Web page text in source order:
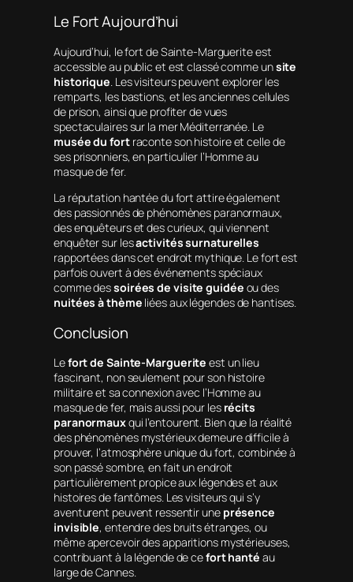
Le Fort Aujourd’hui
Aujourd’hui, le fort de Sainte-Marguerite est
accessible au public et est classé comme unsite
historique. Les visiteurs peuvent explorer les
remparts, les bastions, et les anciennes cellules
de prison, ainsi que profiter de vues
spectaculaires sur la mer Méditerranée. Le
musée du fortraconte son histoire et celle de
ses prisonniers, en particulier l’Homme au
masque de fer.
La réputation hantée du fort attire également
des passionnés de phénomènes paranormaux,
des enquêteurs et des curieux, qui viennent
enquêter sur lesactivités surnaturelles
rapportées dans cet endroit mythique. Le fort est
parfois ouvert à des événements spéciaux
comme dessoirées de visite guidée ou des
nuitées à thème liées aux légendes de hantises.
Conclusion
Lefort de Sainte-Marguerite est un lieu
fascinant, non seulement pour son histoire
militaire et sa connexion avec l’Homme au
masque de fer, mais aussi pour les récits
paranormauxqui l’entourent. Bien que la réalité
des phénomènes mystérieux demeure difficile à
prouver, l’atmosphère unique du fort, combinée à
son passé sombre, en fait un endroit
particulièrement propice aux légendes et aux
histoires de fantômes. Les visiteurs qui s’y
aventurent peuvent ressentir une présence
invisible, entendre des bruits étranges, ou
même apercevoir des apparitions mystérieuses,
contribuant à la légende de cefort hanté au
large de Cannes.